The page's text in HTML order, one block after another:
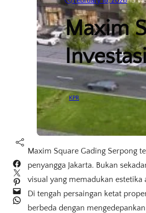
Maxim
KPR
Facebook
Twitter
Pinterest
Mail
WhatsApp
Maxim Square Gading Serpong
penyangga Jakarta. Bukan
visual yang memadukan
Di tengah persaingan ketat
berbeda dengan